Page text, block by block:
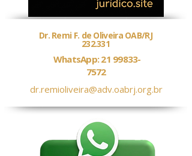
WhatsApp: 21 99833-
7572
Dr. Remi F. de Oliveira OAB/RJ
232.331
dr.remioliveira@adv.oabrj.org.br